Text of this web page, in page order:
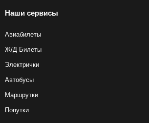
Наши сервисы
Авиабилеты
Ж/Д Билеты
Электрички
Автобусы
Маршрутки
Попутки